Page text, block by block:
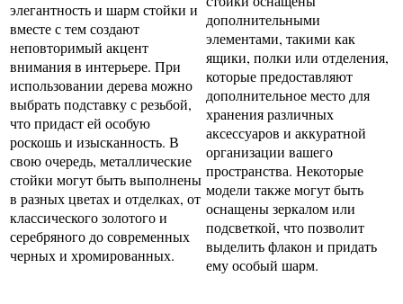
элегантность и шарм стойки и
вместе с тем создают
неповторимый акцент
внимания в интерьере. При
использовании дерева можно
выбрать подставку с резьбой,
что придаст ей особую
роскошь и изысканность. В
свою очередь, металлические
стойки могут быть выполнены
в разных цветах и отделках, от
классического золотого и
серебряного до современных
черных и хромированных.
дополнительными
элементами, такими как
ящики, полки или отделения,
которые предоставляют
дополнительное место для
хранения различных
аксессуаров и аккуратной
организации вашего
пространства. Некоторые
модели также могут быть
оснащены зеркалом или
подсветкой, что позволит
выделить флакон и придать
ему особый шарм.